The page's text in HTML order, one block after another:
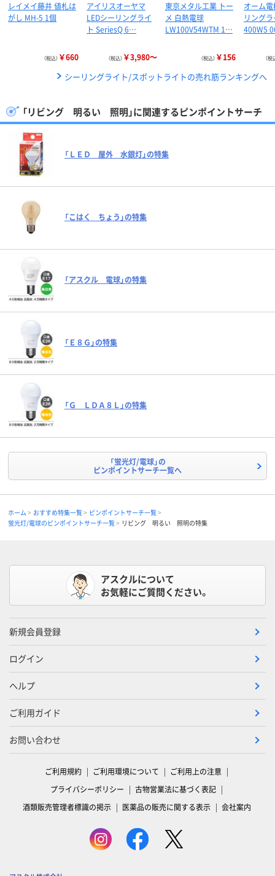
レイメイ藤井 値札は
がし MH-5 1個
（税込） ￥660
アイリスオーヤマ
LEDシーリングライ
ト SeriesQ 6…
（税込） ￥3,980～
東京メタル工業 トー
メ 白熱電球
LW100V54WTM 1…
（税込） ￥156
オーム
リング
400W5
（税
シーリングライト/スポットライトの売れ筋ランキングへ
「リビング 明るい 照明」に関連するピンポイントサーチ
「ＬＥＤ 屋外 水銀灯」の特集
「こはく ちょう」の特集
「アスクル 電球」の特集
「Ｅ８Ｇ」の特集
「Ｇ ＬＤＡ８Ｌ」の特集
「蛍光灯/電球」の
ピンポイントサーチ一覧へ
ホーム おすすめ特集一覧
ピンポイントサーチ一覧
蛍光灯/電球のピンポイントサーチ一覧
リビング 明るい 照明の特集
アスクルについて
お気軽にご質問ください。
新規会員登録
ログイン
ヘルプ
ご利用ガイド
お問い合わせ
ご利用規約 ご利用環境について
ご利用上の注意
プライバシーポリシー
古物営業法に基づく表記
酒類販売管理者標識の掲示
医薬品の販売に関する表示 会社案内